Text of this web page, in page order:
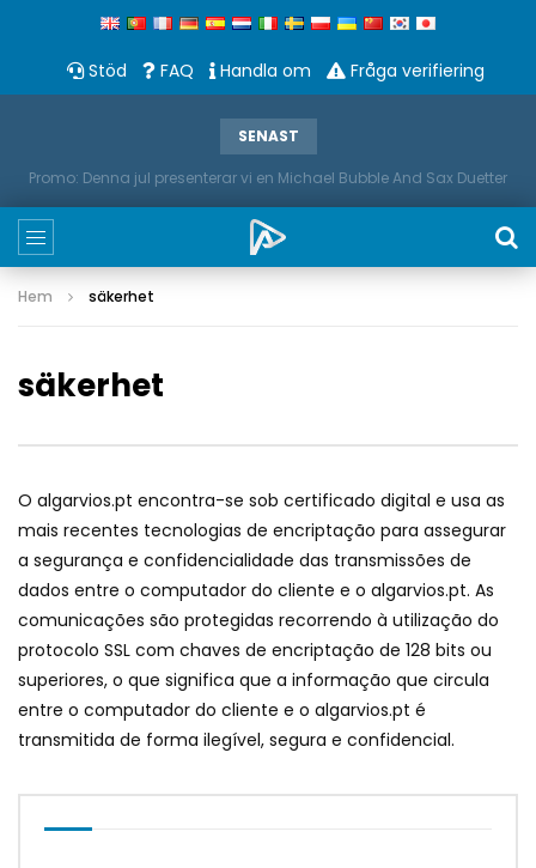
Stöd FAQ Handla om Fråga verifiering
SENAST
Promo: Denna jul presenterar vi en Michael Bubble And Sax Duetter
Hem säkerhet
säkerhet
O algarvios.pt encontra-se sob certificado digital e usa as
mais recentes tecnologias de encriptação para assegurar
a segurança e confidencialidade das transmissões de
dados entre o computador do cliente e o algarvios.pt. As
comunicações são protegidas recorrendo à utilização do
protocolo SSL com chaves de encriptação de 128 bits ou
superiores, o que significa que a informação que circula
entre o computador do cliente e o algarvios.pt é
transmitida de forma ilegível, segura e confidencial.